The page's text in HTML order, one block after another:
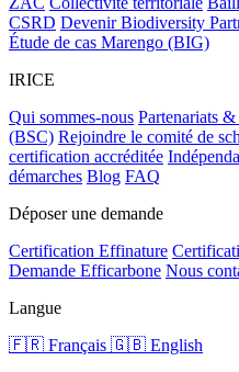
CSRD Devenir Biodiversity
Étude de cas Marengo (BIG)
IRICE
Qui sommes-nous Partenariats &
(BSC) Rejoindre le comité de
certification accréditée
démarches Blog FAQ
Déposer une demande
Certification Effinature
Demande Efficarbone Nous
Langue
🇫🇷 Français 🇬🇧 English